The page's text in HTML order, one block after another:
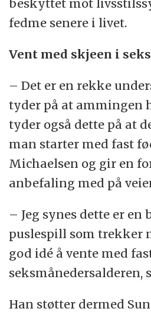
beskyttet mot
fedme senere i livet.
Vent med skjeen i
– Det er en rekke
tyder på at ammingen
tyder også dette på at
man starter med fast
Michaelsen og gir en
anbefaling med på
– Jeg synes dette er en
puslespill som trekker
god idé å vente med
seksmånedersalderen,
Han støtter dermed